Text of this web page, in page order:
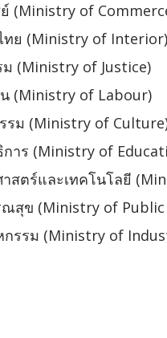
(Ministry of
ทย (Ministry of Interior)
(Ministry of Justice)
น (Ministry of Labour)
รม (Ministry of
การ (Ministry of
สตร์และเทคโนโลยี
ณสุข (Ministry of
กรรม (Ministry of